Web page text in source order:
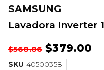
SAMSUNG
Lavadora Inverter
$568.86 $379.00
SKU 40500358